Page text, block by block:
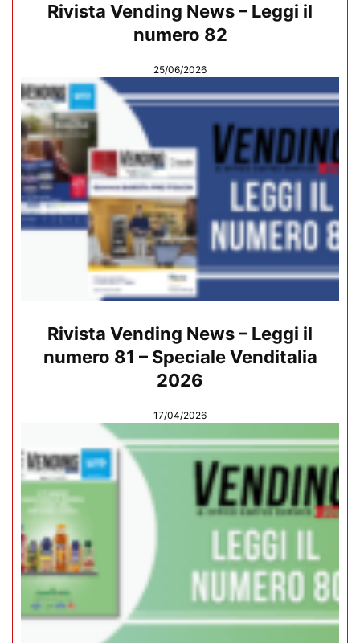
Rivista Vending News – Leggi il
numero 82
25/06/2026
Rivista Vending News – Leggi il
numero 81 – Speciale Venditalia
2026
17/04/2026